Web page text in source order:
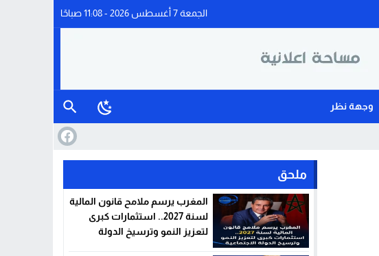
الجمعة 7 أغسطس 2026 - 11:08 صباحًا
وجهة نظر
ملحق
المغرب يرسم ملامح قانون المالية
لسنة 2027.. استثمارات كبرى
لتعزيز النمو وترسيخ الدولة